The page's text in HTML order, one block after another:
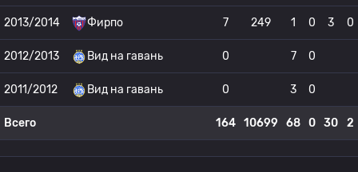
2013/2014 Фирпо 7 249 1 0 3 0
2012/2013 Вид на гавань 0 7 0
2011/2012 Вид на гавань 0 3 0
Всего 164 10699 68 0 30 2